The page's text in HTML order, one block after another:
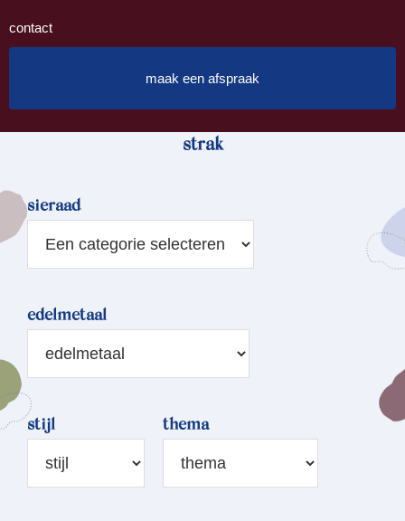
contact
maak een afspraak
strak
sieraad
edelmetaal
stijl thema